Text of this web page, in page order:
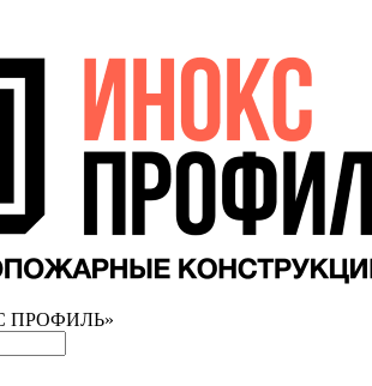
ПРОФИЛЬ»